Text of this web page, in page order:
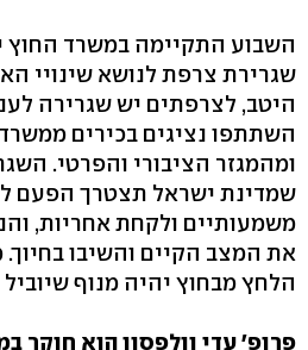
השבוע התקיימה במשרד החוץ
שגרירת צרפת לנושא שינויי
היטב, לצרפתים יש שגרירה
השתתפו נציגים בכירים
ומהמגזר הציבורי והפרטי.
שמדינת ישראל תצטרך הפעם
משמעותיים ולקחת אחריות,
את המצב הקיים והשיבו בחיוך.
הלחץ מבחוץ יהיה מנוף שיוביל
פרופ' עדי וולפסון הוא חוקר